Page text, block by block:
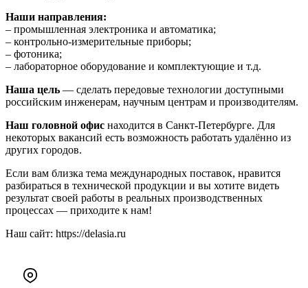
Наши направления:
– промышленная электроника и автоматика;
– контрольно‑измерительные приборы;
– фотоника;
– лабораторное оборудование и комплектующие и т.д.
Наша цель — сделать передовые технологии доступными
российским инженерам, научным центрам и производителям.
Наш головной офис находится в Санкт-Петербурге. Для
некоторых вакансий есть возможность работать удалённо из
других городов.
Если вам близка тема международных поставок, нравится
разбираться в технической продукции и вы хотите видеть
результат своей работы в реальных производственных
процессах — приходите к нам!
Наш сайт: https://delasia.ru